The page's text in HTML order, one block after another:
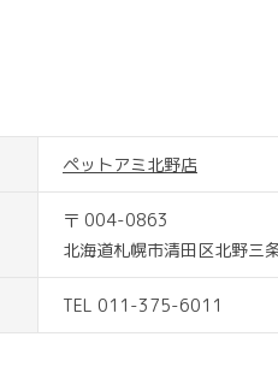
ペットアミ北野店
〒 004-0863
北海道札幌市清田区北野三
TEL 011-375-6011